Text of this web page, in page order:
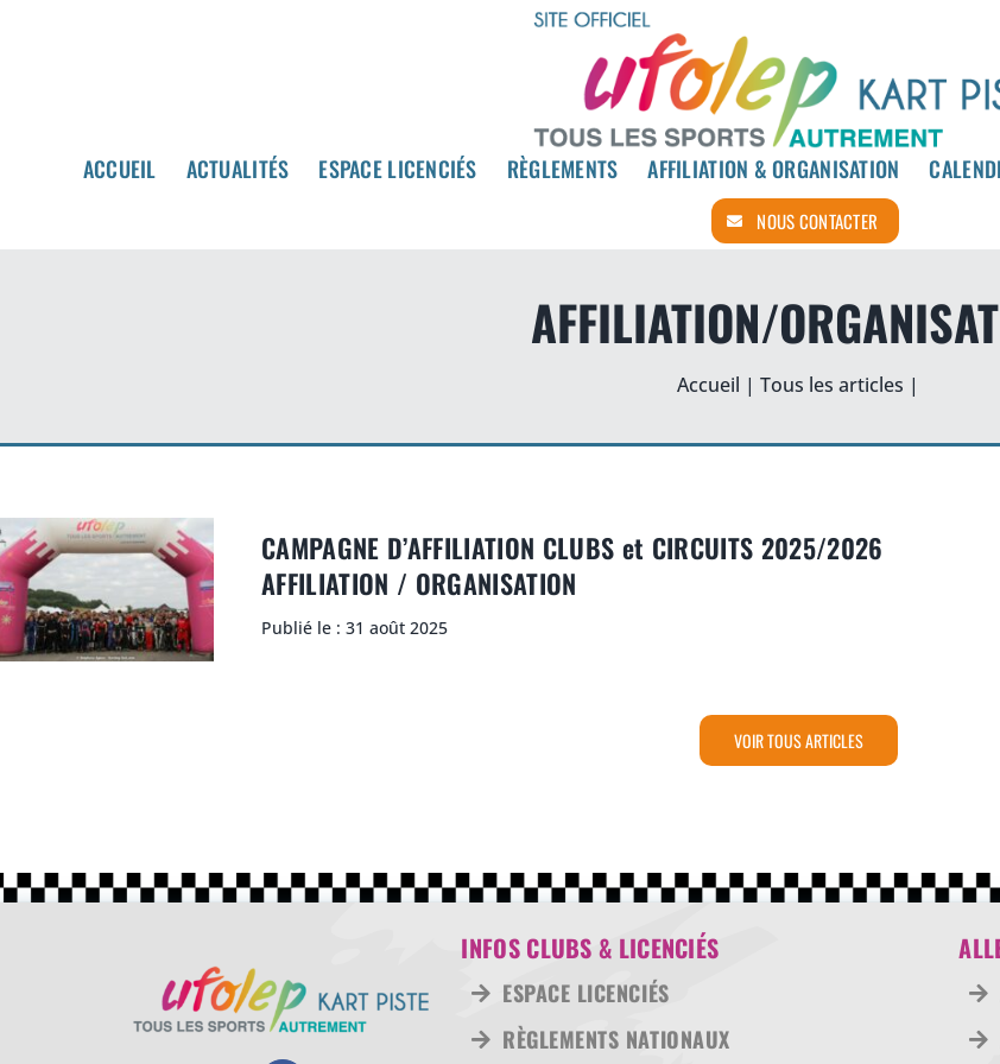
ACCUEIL ACTUALITÉS ESPACE LICENCIÉS RÈGLEMENTS AFFILIATION & ORGANISATION
NOUS CONTACTER
ACCUEIL ACTUALITÉS ESPACE LICENCIÉS RÈGLEMENTS AFFILIATION & ORGANISATION
NOUS CONTACTER
AFFILIATION/
Accueil | Tous les articles |
CAMPAGNE D’AFFILIATION CLUBS et CIRCUITS 2025/2026
AFFILIATION / ORGANISATION
Publié le : 31 août 2025
VOIR TOUS ARTICLES
INFOS CLUBS & LICENCIÉS
ESPACE LICENCIÉS
RÈGLEMENTS NATIONAUX